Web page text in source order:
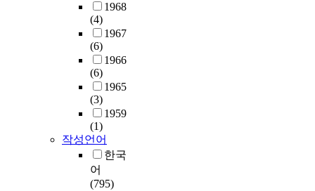
1968
(4)
1967
(6)
1966
(6)
1965
(3)
1959
(1)
작성언어
한국
어
(795)